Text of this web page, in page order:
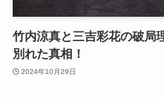
竹内涼真と三吉彩花の破局
別れた真相！
2024年10月29日